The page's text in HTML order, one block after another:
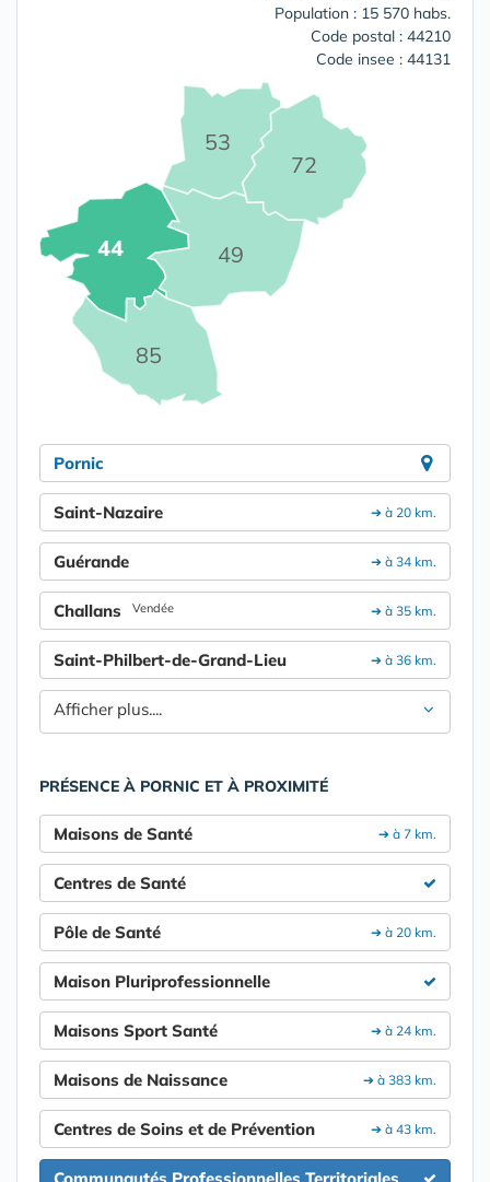
Population : 15 570 habs.
Code postal : 44210
Code insee : 44131
44 49
53
72
85
Pornic
➔ à 20 km.
Saint-Nazaire
➔ à 34 km.
Guérande
➔ à 35 km.
Challans Vendée
➔ à 36 km.
Saint-Philbert-de-Grand-Lieu
Afficher plus....
PRÉSENCE À PORNIC ET À PROXIMITÉ
➔ à 7 km.
Maisons de Santé
Centres de Santé
➔ à 20 km.
Pôle de Santé
Maison Pluriprofessionnelle
➔ à 24 km.
Maisons Sport Santé
➔ à 383 km.
Maisons de Naissance
➔ à 43 km.
Centres de Soins et de Prévention